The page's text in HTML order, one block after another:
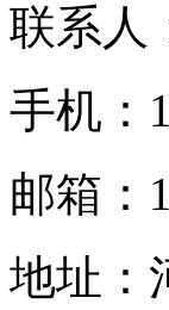
联系人
手机：
邮箱：
地址：